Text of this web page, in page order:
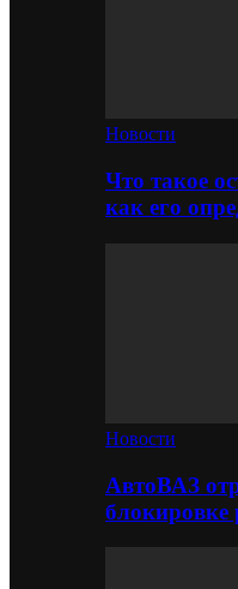
Новости
Что такое
как его
Новости
АвтоВАЗ
блокировке